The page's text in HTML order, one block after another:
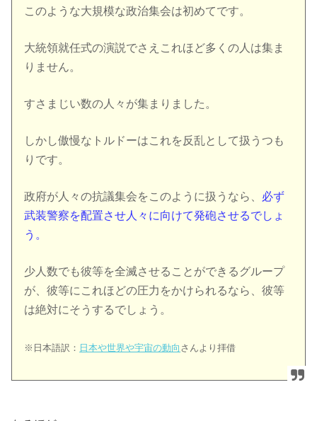
このような大規模な政治集会は初めてです。
大統領就任式の演説でさえこれほど多くの人は集ま
りません。
すさまじい数の人々が集まりました。
しかし傲慢なトルドーはこれを反乱として扱うつも
りです。
政府が人々の抗議集会をこのように扱うなら、 必ず
武装警察を配置させ人々に向けて発砲させるでしょ
う。
少人数でも彼等を全滅させることができるグループ
が、彼等にこれほどの圧力をかけられるなら、彼等
は絶対にそうするでしょう。
※日本語訳： 日本や世界や宇宙の動向 さんより拝借